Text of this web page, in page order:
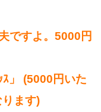
ですよ。5000円
」 (5000円いた
ます)